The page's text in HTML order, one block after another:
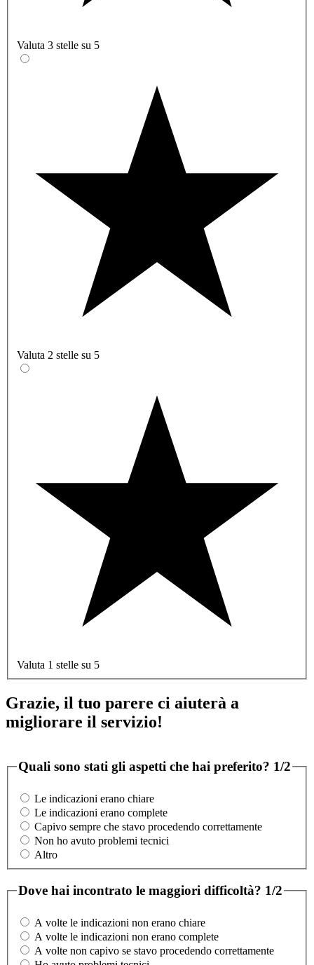
Valuta 3 stelle su 5
Valuta 2 stelle su 5
Valuta 1 stelle su 5
Grazie, il tuo parere ci aiuterà a
migliorare il servizio!
Quali sono stati gli aspetti che hai preferito? 1/2
Le indicazioni erano chiare
Le indicazioni erano complete
Capivo sempre che stavo procedendo correttamente
Non ho avuto problemi tecnici
Altro
Dove hai incontrato le maggiori difficoltà? 1/2
A volte le indicazioni non erano chiare
A volte le indicazioni non erano complete
A volte non capivo se stavo procedendo correttamente